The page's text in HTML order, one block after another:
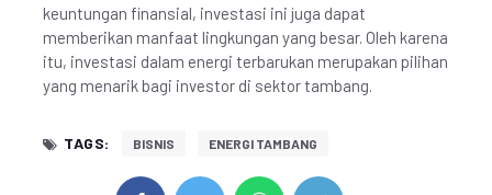
keuntungan finansial, investasi ini juga dapat
memberikan manfaat lingkungan yang besar. Oleh karena
itu, investasi dalam energi terbarukan merupakan pilihan
yang menarik bagi investor di sektor tambang.
TAGS: BISNIS ENERGI TAMBANG